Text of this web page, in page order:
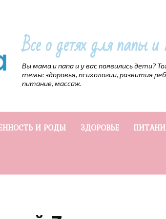
Все о детях для папы
Вы мама и папа и у вас появились дети?
темы: здоровья, психологии, развития
питание, массаж.
И РОДЫ ЗДОРОВЬЕ